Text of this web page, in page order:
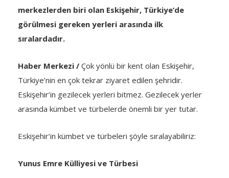
merkezlerden biri olan Eskişehir, Türkiye’de
görülmesi gereken yerleri arasında ilk
sıralardadır.
Haber Merkezi / Çok yönlü bir kent olan Eskişehir,
Türkiye’nin en çok tekrar ziyaret edilen şehridir.
Eskişehir’in gezilecek yerleri bitmez. Gezilecek yerler
arasında kümbet ve türbelerde önemli bir yer tutar.
Eskişehir’in kümbet ve türbeleri şöyle sıralayabiliriz:
Yunus Emre Külliyesi ve Türbesi